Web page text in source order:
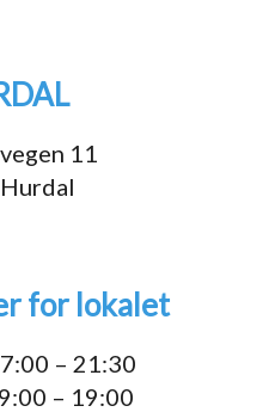
11
for lokalet
– 21:30
– 19:00